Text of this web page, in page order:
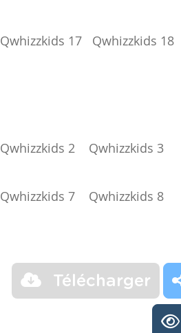
Qwhizzkids 17 Qwhizzkids 18
Qwhizzkids 2 Qwhizzkids 3
Qwhizzkids 7 Qwhizzkids 8
Télécharger